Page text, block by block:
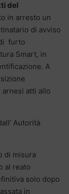
del
in arresto un
di avviso
furto
Smart, in
A
atti allo
Autorità
di misura
al reato
solo dopo
in